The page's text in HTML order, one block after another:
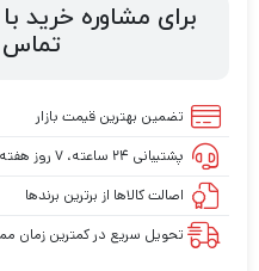
برای مشاوره خرید
تماس
تضمین بهترین قیمت بازار
پشتیبانی ۲۴ ساعته، ۷ روز هفته
اصالت کالاها از برترین برندها
تحویل سریع در کمترین زمان